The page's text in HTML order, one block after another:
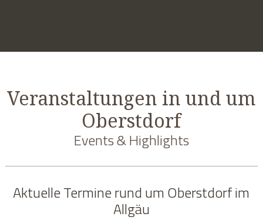
Veranstaltungen in und um
Oberstdorf
Events & Highlights
Aktuelle Termine rund um Oberstdorf im
Allgäu